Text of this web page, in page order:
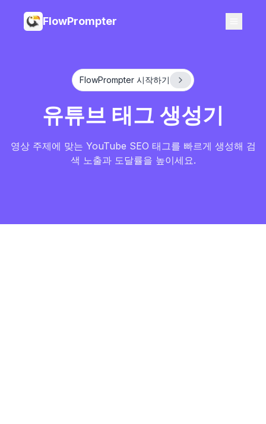
FlowPrompter
FlowPrompter 시작하기
유튜브 태그 생성기
영상 주제에 맞는 YouTube SEO 태그를 빠르게 생성해 검
색 노출과 도달률을 높이세요.